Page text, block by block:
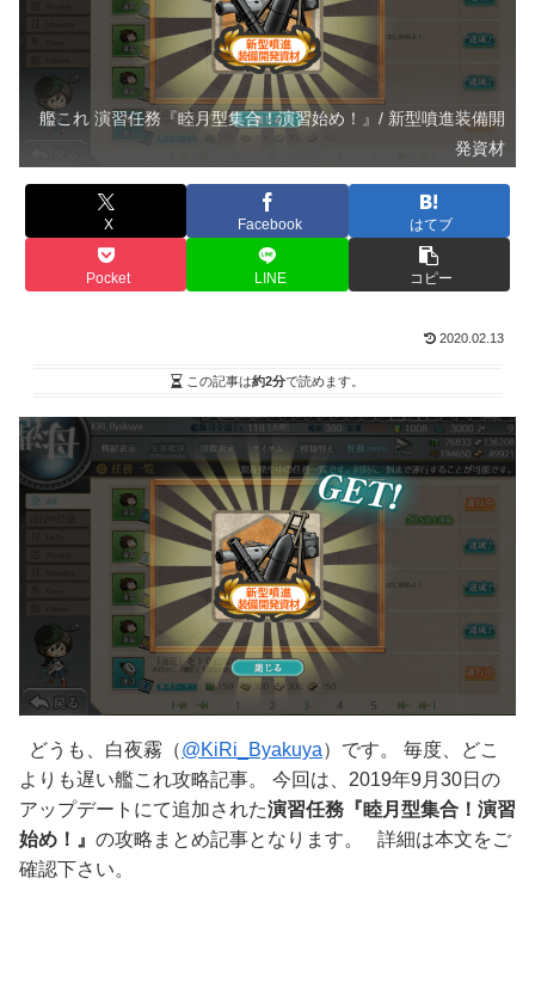
艦これ 演習任務『睦月型集合！演習始め！』/ 新型噴進装備開
発資材
X Facebook はてブ
Pocket LINE コピー
2020.02.13
この記事は約2分で読めます。
どうも、白夜霧（@KiRi_Byakuya）です。 毎度、どこ
よりも遅い艦これ攻略記事。 今回は、2019年9月30日の
アップデートにて追加された演習任務『睦月型集合！演習
始め！』 の攻略まとめ記事となります。 詳細は本文をご
確認下さい。